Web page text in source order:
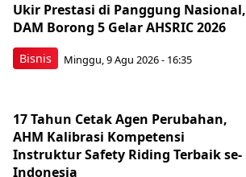
Bisnis
Ukir Prestasi di Panggung Nasional,
DAM Borong 5 Gelar AHSRIC 2026
Minggu, 9 Agu 2026 - 16:35
17 Tahun Cetak Agen Perubahan,
AHM Kalibrasi Kompetensi
Instruktur Safety Riding Terbaik se-
Indonesia